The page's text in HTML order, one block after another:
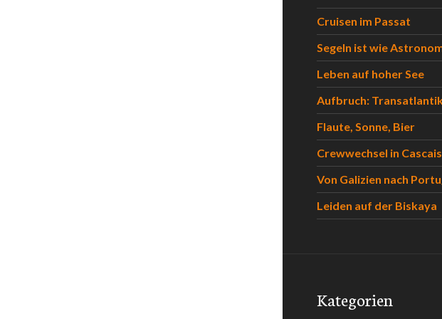
Cruisen im Passat
Segeln ist wie
Leben auf hoher See
Aufbruch:
Flaute, Sonne, Bier
Crewwechsel in Cascais
Von Galizien nach
Leiden auf der Biskaya
Kategorien